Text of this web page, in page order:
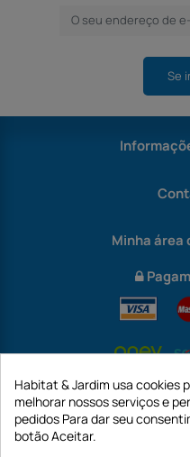
Se
Minha área
Habitat & Jardim usa cookies
melhorar nossos serviços e
pedidos Para dar seu
botão Aceitar.